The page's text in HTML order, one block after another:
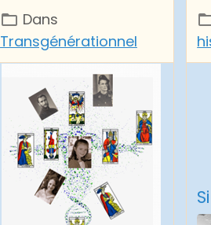
Dans
Transgénérationnel